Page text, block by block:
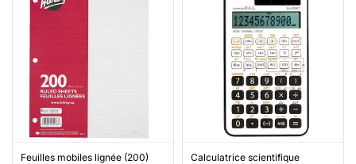
Feuilles mobiles lignée (200)
Calculatrice scientifique